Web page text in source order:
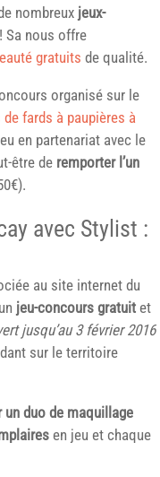
nombreux jeux-
Sa nous offre
gratuits de qualité.
organisé sur le
fards à paupières à
en partenariat avec le
être de remporter l’un
avec Stylist :
au site internet du
jeu-concours gratuit et
jusqu’au 3 février 2016
sur le territoire
un duo de maquillage
en jeu et chaque